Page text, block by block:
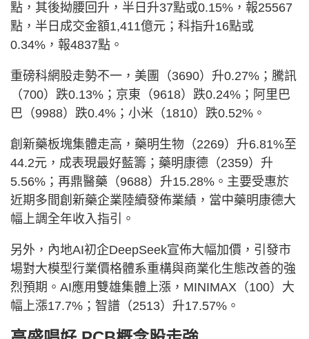
點，其後拗腰回升，半日升37點或0.15%，報25567
點，半日成交金額1,411億元；科指升16點或
0.34%，報4837點。
重磅科網股走勢不一，美團（3690）升0.27%；騰訊
（700）跌0.13%；京東（9618）跌0.24%；阿里巴
巴（9988）跌0.4%；小米（1810）跌0.52%。
創新藥板塊集體走高，藥明生物（2269）升6.81%至
44.2元，成表現最好藍籌；藥明康德（2359）升
5.56%；再鼎醫藥（9688）升15.28%。主要受惠於
近期多間創新藥企業陸續發佈業績，當中藥明康德大
幅上調全年收入指引。
另外，內地AI初企DeepSeek宣佈大幅加價，引發市
場對大模型行業價格體系重構與商業化生態改善的強
烈預期。AI應用雙雄集體上漲，MINIMAX（100）大
幅上漲17.7%；智譜（2513）升17.57%。